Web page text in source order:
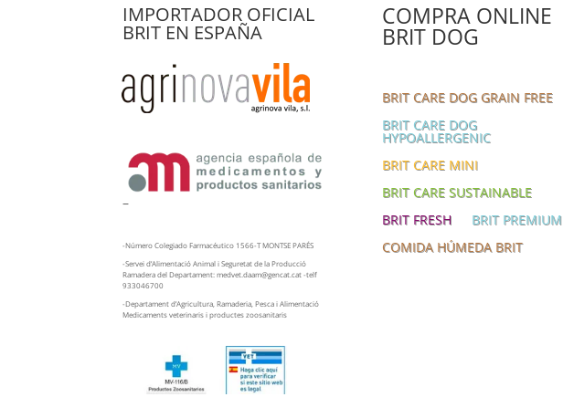
IMPORTADOR OFICIAL
BRIT EN ESPAÑA
–
-Número Colegiado Farmacéutico 1566-T MONTSE PARÉS
-Servei d’Alimentació Animal i Seguretat de la Producció
Ramadera del Departament: medvet.daam@gencat.cat -telf
933046700
-Departament d’Agricultura, Ramaderia, Pesca i Alimentació
Medicaments veterinaris i productes zoosanitaris
COMPRA ONLINE
BRIT DOG
BRIT CARE DOG GRAIN FREE
BRIT CARE DOG
HYPOALLERGENIC
BRIT CARE MINI
BRIT CARE SUSTAINABLE
BRIT FRESH
BRIT PREMIUM
COMIDA HÚMEDA BRIT